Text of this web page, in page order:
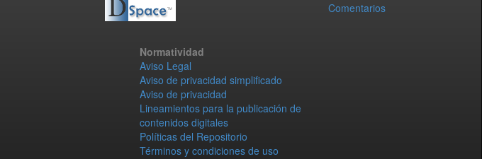
Comentarios
Normatividad
Aviso Legal
Aviso de privacidad simplificado
Aviso de privacidad
Lineamientos para la publicación de
contenidos digitales
Políticas del Repositorio
Términos y condiciones de uso